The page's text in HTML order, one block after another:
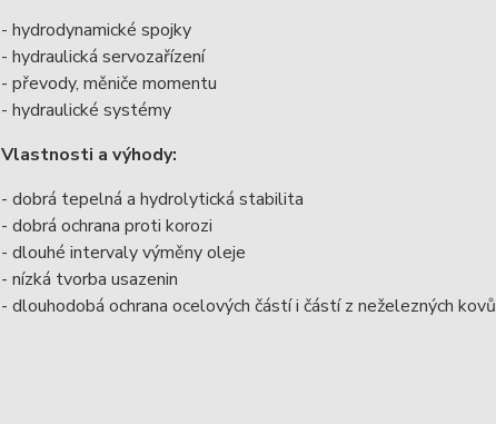
- hydrodynamické spojky
- hydraulická servozařízení
- převody, měniče momentu
- hydraulické systémy
Vlastnosti a výhody:
- dobrá tepelná a hydrolytická stabilita
- dobrá ochrana proti korozi
- dlouhé intervaly výměny oleje
- nízká tvorba usazenin
- dlouhodobá ochrana ocelových částí i částí z neželezných kovů